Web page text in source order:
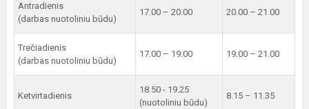
Antradienis
(darbas nuotoliniu būdu)
17.00 – 20.00 20.00 – 21.00
Trečiadienis
(darbas nuotoliniu būdu)
17.00 – 19.00 19.00 – 21.00
Ketvirtadienis
18.50 - 19.25
(nuotoliniu būdu)
8.15 – 11.35